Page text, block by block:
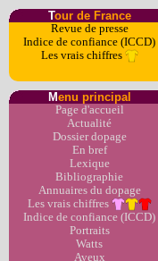
Tour de France
Revue de presse
Indice de confiance (ICCD)
Les vrais chiffres
Menu principal
Page d'accueil
Actualité
Dossier dopage
En bref
Lexique
Bibliographie
Annuaires du dopage
Les vrais chiffres
Indice de confiance (ICCD)
Portraits
Watts
Aveux